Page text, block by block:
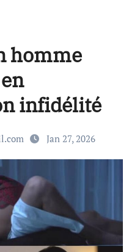
homme
infidélité
Jan 27, 2026